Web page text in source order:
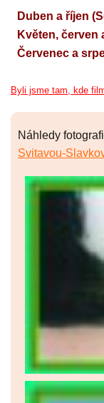
Duben a říjen
Květen, červen
Červenec a
Byli jsme tam, kde
Náhledy
Svitavou-